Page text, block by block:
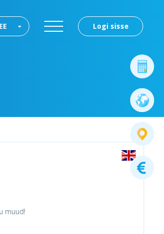
Logi sisse
EE
muud!